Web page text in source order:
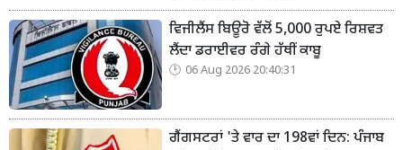
ਵਿਜੀਲੈਂਸ ਬਿਊਰੋ ਵੱਲੋਂ 5,000 ਰੁਪਏ ਰਿਸ਼ਵਤ
ਲੈਂਦਾ ਡਰਾਈਵਰ ਰੰਗੇ ਹੱਥੀਂ ਕਾਬੂ
06 Aug 2026 20:40:31
ਗੈਂਗਸਟਰਾਂ 'ਤੇ ਵਾਰ ਦਾ 198ਵਾਂ ਦਿਨ: ਪੰਜਾਬ